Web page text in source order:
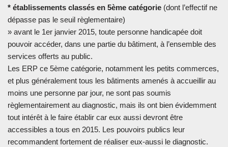
* établissements classés en 5ème catégorie (dont l’effectif ne
dépasse pas le seuil règlementaire)
» avant le 1er janvier 2015, toute personne handicapée doit
pouvoir accéder, dans une partie du bâtiment, à l’ensemble des
services offerts au public.
Les ERP ce 5ème catégorie, notamment les petits commerces,
et plus généralement tous les bâtiments amenés à accueillir au
moins une personne par jour, ne sont pas soumis
règlementairement au diagnostic, mais ils ont bien évidemment
tout intérêt à le faire établir car eux aussi devront être
accessibles a tous en 2015. Les pouvoirs publics leur
recommandent fortement de réaliser eux-aussi le diagnostic.